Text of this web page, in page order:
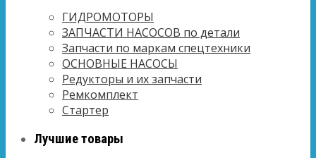
ГИДРОМОТОРЫ
ЗАПЧАСТИ НАСОСОВ по детали
Запчасти по маркам спецтехники
ОСНОВНЫЕ НАСОСЫ
Редукторы и их запчасти
Ремкомплект
Стартер
Лучшие товары